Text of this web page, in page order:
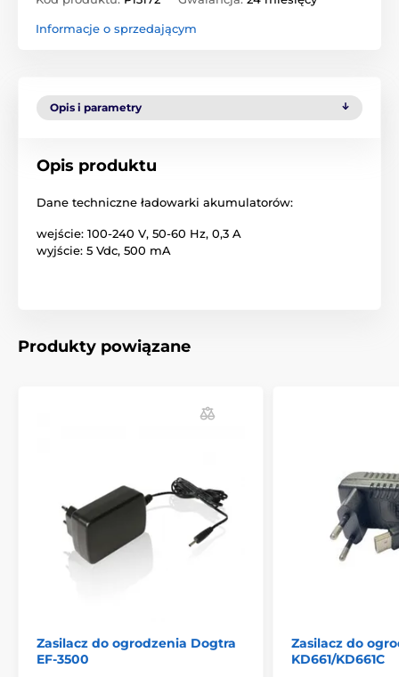
Informacje o sprzedającym
Opis i parametry
Opis produktu
Dane techniczne ładowarki akumulatorów:
wejście: 100-240 V, 50-60 Hz, 0,3 A
wyjście: 5 Vdc, 500 mA
Produkty powiązane
Zasilacz do ogrodzenia Dogtra
EF-3500
Zasilacz do
KD661/KD661C